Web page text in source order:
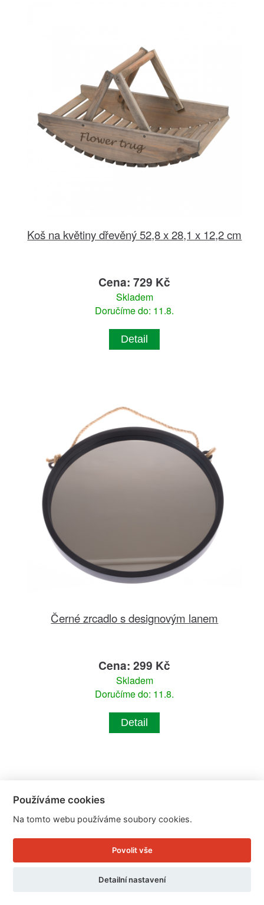
Koš na květiny dřevěný 52,8 x 28,1 x 12,2 cm
Cena: 729 Kč
Skladem
Doručíme do: 11.8.
Detail
Černé zrcadlo s designovým lanem
Cena: 299 Kč
Skladem
Doručíme do: 11.8.
Detail
Používáme cookies
Na tomto webu používáme soubory cookies.
Povolit vše
Detailní nastavení